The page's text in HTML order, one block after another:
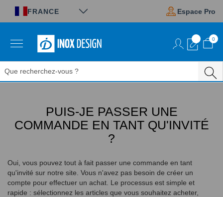
FRANCE Espace Pro
0
contenu
PUIS-JE PASSER UNE
COMMANDE EN TANT QU'INVITÉ
?
Oui, vous pouvez tout à fait passer une commande en tant
qu'invité sur notre site. Vous n'avez pas besoin de créer un
compte pour effectuer un achat. Le processus est simple et
rapide : sélectionnez les articles que vous souhaitez acheter,
Panneau de gestion des cookies